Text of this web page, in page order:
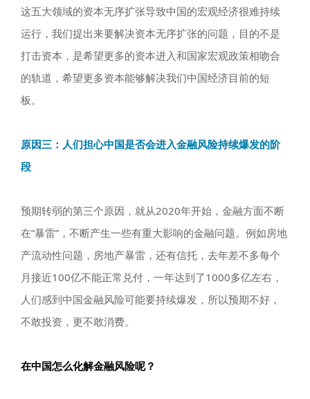
这五大领域的资本无序扩张导致中国的宏观经济很难持续
运行，我们提出来要解决资本无序扩张的问题，目的不是
打击资本，是希望更多的资本进入和国家宏观政策相吻合
的轨道，希望更多资本能够解决我们中国经济目前的短
板。
原因三：人们担心中国是否会进入金融风险持续爆发的阶
段
预期转弱的第三个原因，就从2020年开始，金融方面不断
在“暴雷”，不断产生一些有重大影响的金融问题。例如房地
产流动性问题，房地产暴雷，还有信托，去年差不多每个
月接近100亿不能正常兑付，一年达到了1000多亿左右，
人们感到中国金融风险可能要持续爆发，所以预期不好，
不敢投资，更不敢消费。
在中国怎么化解金融风险呢？